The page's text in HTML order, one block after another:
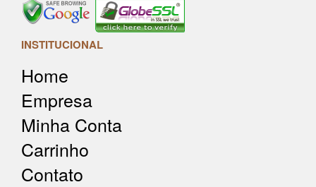
INSTITUCIONAL
Home
Empresa
Minha Conta
Carrinho
Contato